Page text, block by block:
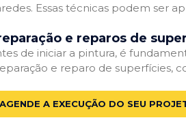
Essas técnicas podem ser
e reparos de
de iniciar a pintura, é
e reparo de superfícies,
AGENDE A EXECUÇÃO DO SEU